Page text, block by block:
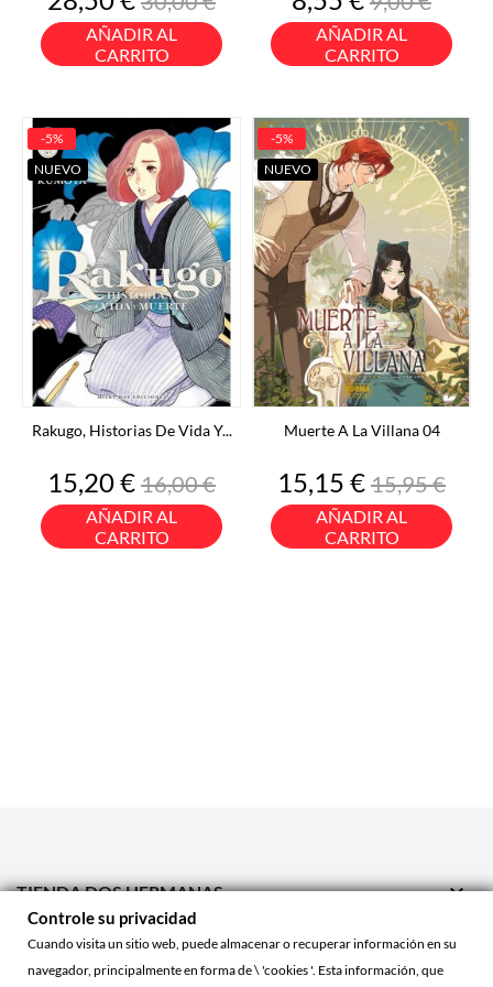
base
AÑADIR AL
CARRITO
base
AÑADIR AL
CARRITO
Rakugo, Historias De Vida Y...
Precio
15,20 €Precio
base
16,00 €
AÑADIR AL
CARRITO
-5%
NUEVO
Muerte A La Villana 04
Precio
15,15 €Precio
base
15,95 €
AÑADIR AL
CARRITO
-5%
NUEVO
TIENDA DOS HERMANAS 
TIENDA ONLINE 
Controle su privacidad
Cuando visita un sitio web, puede almacenar o recuperar información en su
navegador, principalmente en forma de \ 'cookies '. Esta información, que